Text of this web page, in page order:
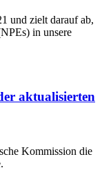
und zielt darauf ab,
in unsere
aktualisierten
Kommission die